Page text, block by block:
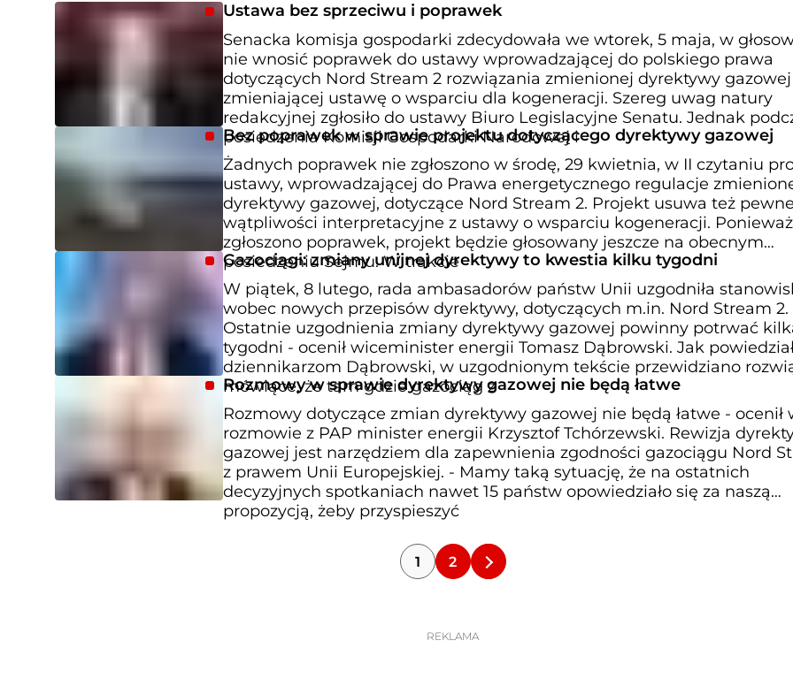
Ustawa bez sprzeciwu i poprawek
Senacka komisja gospodarki zdecydowała we wtorek, 5 maja, w
nie wnosić poprawek do ustawy wprowadzającej do polskiego prawa
dotyczących Nord Stream 2 rozwiązania zmienionej dyrektywy gazowej
zmieniającej ustawę o wsparciu dla kogeneracji. Szereg uwag natury
redakcyjnej zgłosiło do ustawy Biuro Legislacyjne Senatu. Jednak
posiedzenia Komisji Gospodarki Narodowej i
Bez poprawek w sprawie projektu dotyczącego dyrektywy gazowej
Żadnych poprawek nie zgłoszono w środę, 29 kwietnia, w II czytaniu
ustawy, wprowadzającej do Prawa energetycznego regulacje
dyrektywy gazowej, dotyczące Nord Stream 2. Projekt usuwa też
wątpliwości interpretacyjne z ustawy o wsparciu kogeneracji.
zgłoszono poprawek, projekt będzie głosowany jeszcze na obecnym
posiedzeniu Sejmu. W trakcie
Gazociągi: zmiany unijnej dyrektywy to kwestia kilku tygodni
W piątek, 8 lutego, rada ambasadorów państw Unii uzgodniła
wobec nowych przepisów dyrektywy, dotyczących m.in. Nord Stream 2.
Ostatnie uzgodnienia zmiany dyrektywy gazowej powinny potrwać
tygodni - ocenił wiceminister energii Tomasz Dąbrowski. Jak
dziennikarzom Dąbrowski, w uzgodnionym tekście przewidziano
mówiące, że tam gdzie gazociąg z
Rozmowy w sprawie dyrektywy gazowej nie będą łatwe
Rozmowy dotyczące zmian dyrektywy gazowej nie będą łatwe - ocenił
rozmowie z PAP minister energii Krzysztof Tchórzewski. Rewizja
gazowej jest narzędziem dla zapewnienia zgodności gazociągu Nord
z prawem Unii Europejskiej. - Mamy taką sytuację, że na ostatnich
decyzyjnych spotkaniach nawet 15 państw opowiedziało się za naszą
propozycją, żeby przyspieszyć
1 2
REKLAMA